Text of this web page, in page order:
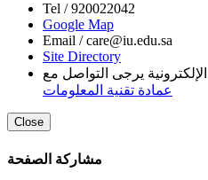
Tel /920022042
Google Map
Email /care@iu.edu.sa
Site Directory
يرجى التواصل مع
عمادة تقنية المعلومات
Close
مشاركة الصفحة